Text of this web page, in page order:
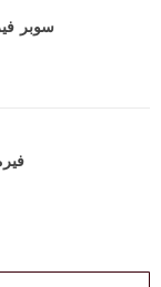
سوبر فيرمكس 5%
فيرمكس